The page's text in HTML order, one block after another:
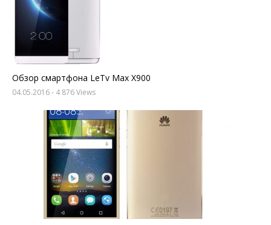
Обзор смартфона LeTv Max X900
04.05.2016- 4 876 Views